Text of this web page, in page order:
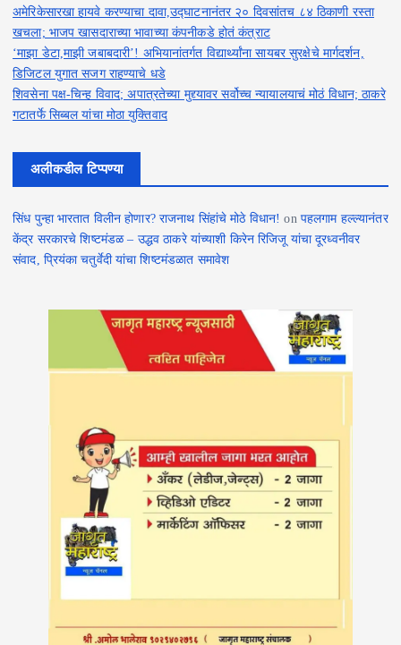
i
n
a
o
n
अमेरिकेसारखा हायवे करण्याचा दावा,उद्घाटनानंतर २० दिवसांतच ८४ ठिकाणी रस्ता
खचला; भाजप खासदाराच्या भावाच्या कंपनीकडे होतं कंत्राट
‘माझा डेटा,माझी जबाबदारी’! अभियानांतर्गत विद्यार्थ्यांना सायबर सुरक्षेचे मार्गदर्शन,
डिजिटल युगात सजग राहण्याचे धडे
शिवसेना पक्ष-चिन्ह विवाद; अपात्रतेच्या मुद्द्यावर सर्वोच्च न्यायालयाचं मोठं विधान; ठाकरे
गटातर्फे सिब्बल यांचा मोठा युक्तिवाद
अलीकडील टिप्पण्या
सिंध पुन्हा भारतात विलीन होणार? राजनाथ सिंहांचे मोठे विधान! on पहलगाम हल्ल्यानंतर
केंद्र सरकारचे शिष्टमंडळ – उद्धव ठाकरे यांच्याशी किरेन रिजिजू यांचा दूरध्वनीवर
संवाद, प्रियंका चतुर्वेदी यांचा शिष्टमंडळात समावेश